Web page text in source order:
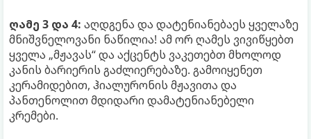
ღამე 3 და 4: აღდგენა და დატენიანებაეს ყველაზე
მნიშვნელოვანი ნაწილია! ამ ორ ღამეს ვივიწყებთ
ყველა „მჟავას“ და აქცენტს ვაკეთებთ მხოლოდ
კანის ბარიერის გაძლიერებაზე. გამოიყენეთ
კერამიდებით, ჰიალურონის მჟავითა და
პანთენოლით მდიდარი დამატენიანებელი
კრემები.